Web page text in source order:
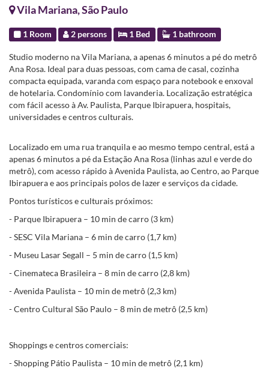
Vila Mariana, São Paulo
1 Room 2 persons 1 Bed 1 bathroom
Studio moderno na Vila Mariana, a apenas 6 minutos a pé do metrô
Ana Rosa. Ideal para duas pessoas, com cama de casal, cozinha
compacta equipada, varanda com espaço para notebook e enxoval
de hotelaria. Condomínio com lavanderia. Localização estratégica
com fácil acesso à Av. Paulista, Parque Ibirapuera, hospitais,
universidades e centros culturais.
Localizado em uma rua tranquila e ao mesmo tempo central, está a
apenas 6 minutos a pé da Estação Ana Rosa (linhas azul e verde do
metrô), com acesso rápido à Avenida Paulista, ao Centro, ao Parque
Ibirapuera e aos principais polos de lazer e serviços da cidade.
Pontos turísticos e culturais próximos:
- Parque Ibirapuera – 10 min de carro (3 km)
- SESC Vila Mariana – 6 min de carro (1,7 km)
- Museu Lasar Segall – 5 min de carro (1,5 km)
- Cinemateca Brasileira – 8 min de carro (2,8 km)
- Avenida Paulista – 10 min de metrô (2,3 km)
- Centro Cultural São Paulo – 8 min de metrô (2,5 km)
Shoppings e centros comerciais:
- Shopping Pátio Paulista – 10 min de metrô (2,1 km)